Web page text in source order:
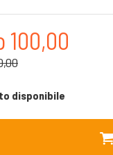
100,00
disponibile